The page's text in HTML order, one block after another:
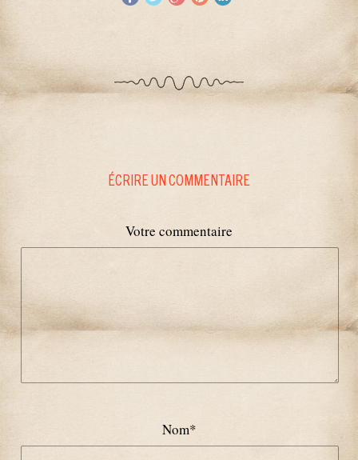
ÉCRIRE UN COMMENTAIRE
Votre commentaire
Nom*